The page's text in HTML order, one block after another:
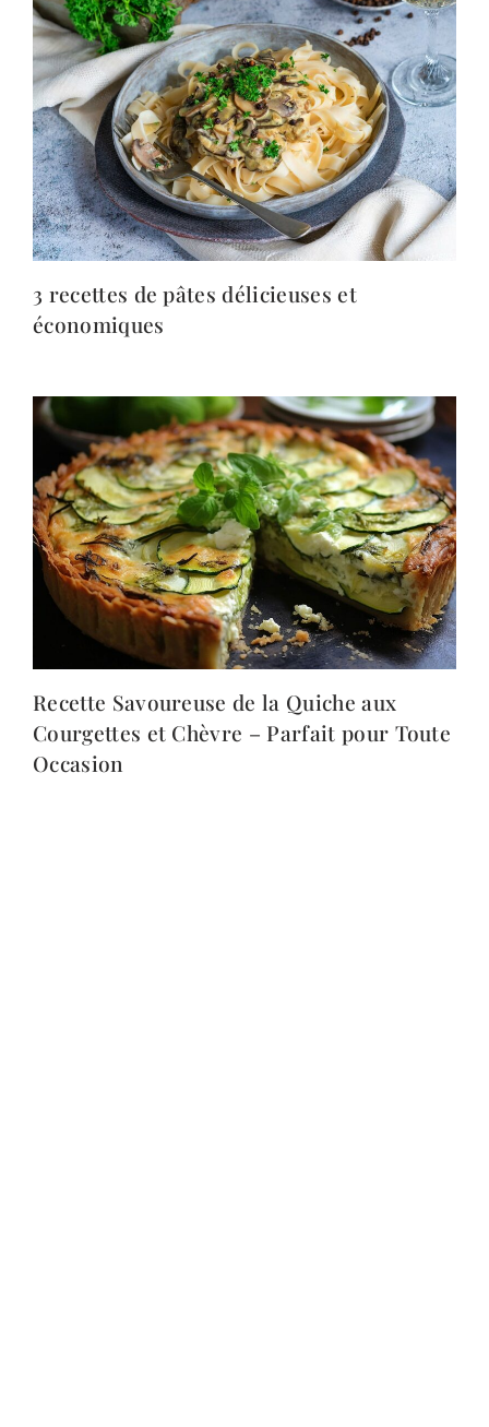
3 recettes de pâtes délicieuses et
économiques
Recette Savoureuse de la Quiche aux
Courgettes et Chèvre – Parfait pour Toute
Occasion